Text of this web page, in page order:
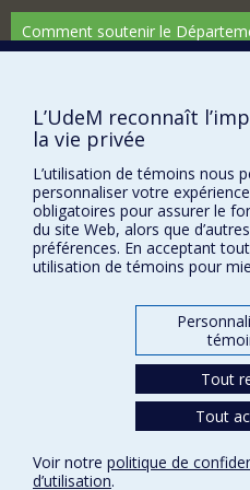
Comment soutenir le
Signaler une erreur
FACULTÉ DES ARTS ET DES
Nos départements et écoles
Nos centres d'études
Nos programmes et cours
Conditions d’utilisation
L’UdeM reconnaît
la vie privée
L’utilisation de témoins nous
personnaliser votre
obligatoires pour assurer le
du site Web, alors que
préférences. En acceptant
utilisation de témoins pour
Tout
Tout
Voir notre politique de
d’utilisation.